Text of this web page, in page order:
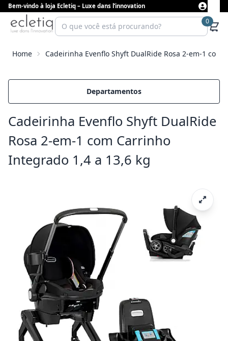
Bem-vindo à loja Ecletiq – Luxe dans l’innovation
0
Home Cadeirinha Evenflo Shyft DualRide Rosa 2-em-1
Departamentos
Cadeirinha Evenflo Shyft DualRide
Rosa 2-em-1 com Carrinho
Integrado 1,4 a 13,6 kg